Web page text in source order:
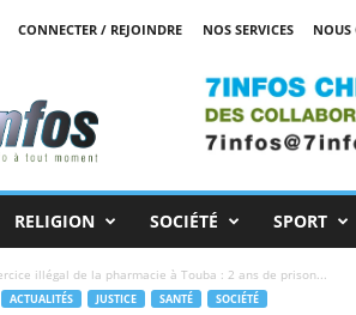
CONNECTER / REJOINDRE NOS SERVICES
NOUS
RELIGION SOCIÉTÉ SPORT
illégal de la pharmacie à Touba : 2 ans de prison...
ACTUALITÉS JUSTICE SANTÉ SOCIÉTÉ